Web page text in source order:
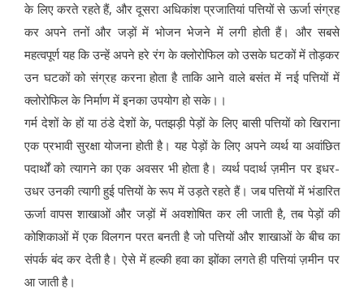
के लिए करते रहते हैं, और दूसरा अधिकांश प्रजातियां पत्तियों से ऊर्जा संग्रह
कर अपने तनों और जड़ों में भोजन भेजने में लगी होती हैं। और सबसे
महत्वपूर्ण यह कि उन्हें अपने हरे रंग के क्लोरोफिल को उसके घटकों में तोड़कर
उन घटकों को संग्रह करना होता है ताकि आने वाले बसंत में नई पत्तियों में
क्लोरोफिल के निर्माण में इनका उपयोग हो सके।।
गर्म देशों के हों या ठंडे देशों के, पतझड़ी पेड़ों के लिए बासी पत्तियों को खिराना
एक प्रभावी सुरक्षा योजना होती है। यह पेड़ों के लिए अपने व्यर्थ या अवांछित
पदार्थों को त्यागने का एक अवसर भी होता है। व्यर्थ पदार्थ ज़मीन पर इधर-
उधर उनकी त्यागी हुई पत्तियों के रूप में उड़ते रहते हैं। जब पत्तियों में भंडारित
ऊर्जा वापस शाखाओं और जड़ों में अवशोषित कर ली जाती है, तब पेड़ों की
कोशिकाओं में एक विलगन परत बनती है जो पत्तियों और शाखाओं के बीच का
संपर्क बंद कर देती है। ऐसे में हल्की हवा का झोंका लगते ही पत्तियां ज़मीन पर
आ जाती है।